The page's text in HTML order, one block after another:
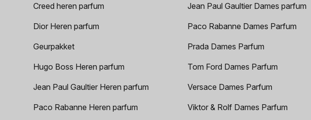
Creed heren parfum
Dior Heren parfum
Geurpakket
Hugo Boss Heren parfum
Jean Paul Gaultier Heren parfum
Paco Rabanne Heren parfum
Jean Paul Gaultier Dames parfum
Paco Rabanne Dames Parfum
Prada Dames Parfum
Tom Ford Dames Parfum
Versace Dames Parfum
Viktor & Rolf Dames Parfum